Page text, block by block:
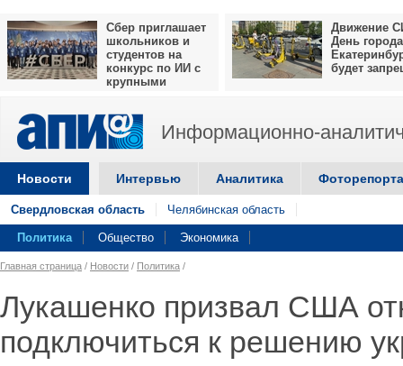
Сбер приглашает
школьников и
студентов на
конкурс по ИИ с
крупными
Движение
День города
будет
Информационно-
Новости Интервью Аналитика
Свердловская область Челябинская область
Политика Общество Экономика
Главная страница / Новости / Политика /
Лукашенко призвал США
подключиться к решению